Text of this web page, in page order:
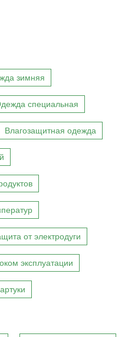
зимняя
специальная
Влагозащитная одежда
от электродуги
эксплуатации